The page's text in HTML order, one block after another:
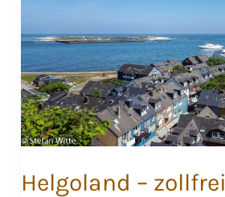
Ausgrabungen
in
Xanten
Helgoland – zollfrei